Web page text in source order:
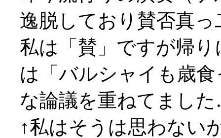
逸脱しており賛否真
私は「賛」ですが帰
は「バルシャイも歳
な論議を重ねてまし
↑私はそうは思わない